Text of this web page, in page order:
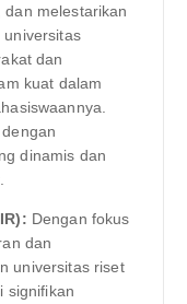
melestarikan
universitas
dan
kuat dalam
dinamis dan
Dengan fokus
dan
universitas riset
signifikan